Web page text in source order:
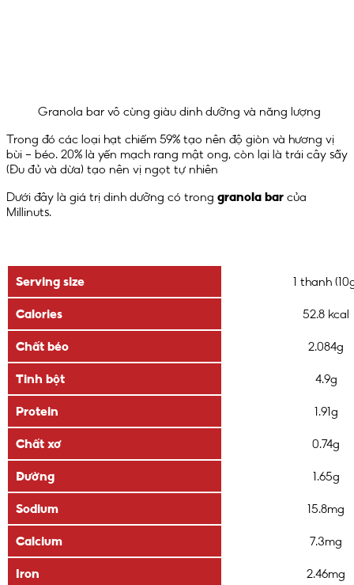
Granola bar vô cùng giàu dinh dưỡng và năng lượng
Trong đó các loại hạt chiếm 59% tạo nên độ giòn và hương vị
bùi – béo. 20% là yến mạch rang mật ong, còn lại là trái cây sấy
(Đu đủ và dừa) tạo nên vị ngọt tự nhiên
Dưới đây là giá trị dinh dưỡng có trong granola bar của
Millinuts.
Serving size 1 thanh
Calories 52.8 kcal
Chất béo 2.084g
Tinh bột 4.9g
Protein 1.91g
Chất xơ 0.74g
Đường 1.65g
Sodium 15.8mg
Calcium 7.3mg
Iron 2.46mg